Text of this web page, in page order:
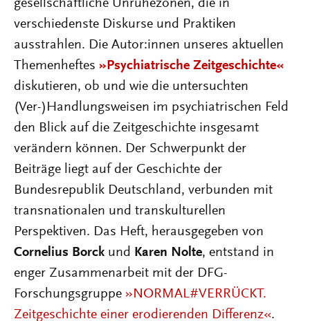
gesellschaftliche Unruhezonen, die in
verschiedenste Diskurse und Praktiken
ausstrahlen. Die Autor:innen unseres aktuellen
Themenheftes »Psychiatrische Zeitgeschichte«
diskutieren, ob und wie die untersuchten
(Ver-)Handlungsweisen im psychiatrischen Feld
den Blick auf die Zeitgeschichte insgesamt
verändern können. Der Schwerpunkt der
Beiträge liegt auf der Geschichte der
Bundesrepublik Deutschland, verbunden mit
transnationalen und transkulturellen
Perspektiven. Das Heft, herausgegeben von
Cornelius Borck und Karen Nolte, entstand in
enger Zusammenarbeit mit der DFG-
Forschungsgruppe »NORMAL#VERRÜCKT.
Zeitgeschichte einer erodierenden Differenz«.